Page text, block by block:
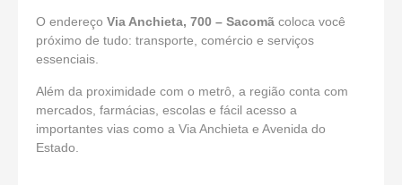
O endereço Via Anchieta, 700 – Sacomã coloca você
próximo de tudo: transporte, comércio e serviços
essenciais.
Além da proximidade com o metrô, a região conta com
mercados, farmácias, escolas e fácil acesso a
importantes vias como a Via Anchieta e Avenida do
Estado.